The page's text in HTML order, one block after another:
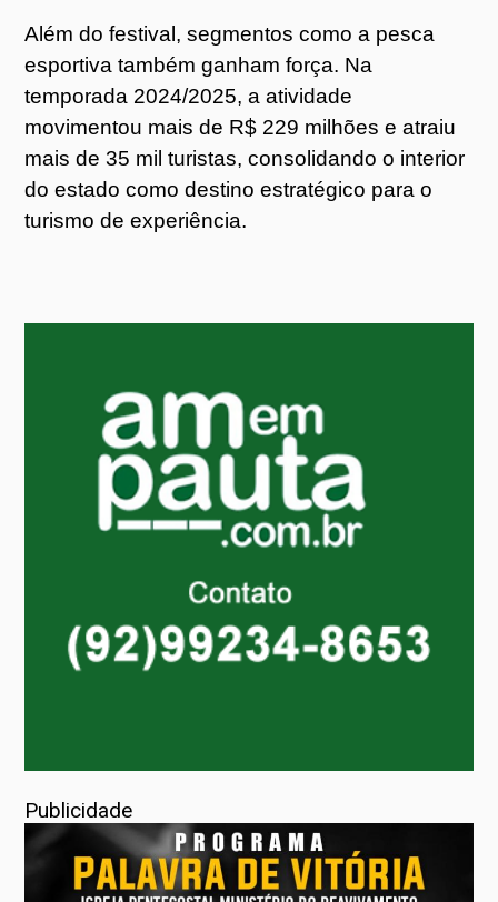
Além do festival, segmentos como a pesca
esportiva também ganham força. Na
temporada 2024/2025, a atividade
movimentou mais de R$ 229 milhões e atraiu
mais de 35 mil turistas, consolidando o interior
do estado como destino estratégico para o
turismo de experiência.
Publicidade